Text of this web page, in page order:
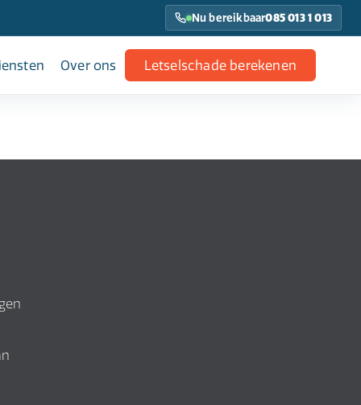
Nu bereikbaar085 013 1 013
Over ons Letselschade berekenen